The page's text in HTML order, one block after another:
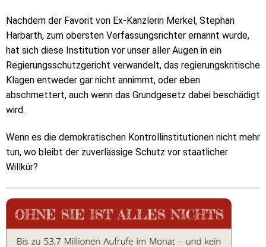
Nachdem der Favorit von Ex-Kanzlerin Merkel, Stephan
Harbarth, zum obersten Verfassungsrichter ernannt wurde,
hat sich diese Institution vor unser aller Augen in ein
Regierungsschutzgericht verwandelt, das regierungskritische
Klagen entweder gar nicht annimmt, oder eben
abschmettert, auch wenn das Grundgesetz dabei beschädigt
wird.
Wenn es die demokratischen Kontrollinstitutionen nicht mehr
tun, wo bleibt der zuverlässige Schutz vor staatlicher
Willkür?